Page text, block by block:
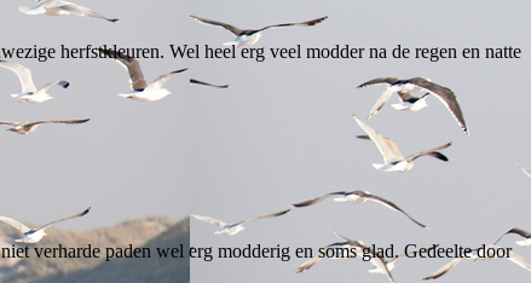
herfstkleuren. Wel heel erg veel modder na de regen en natte
verharde paden wel erg modderig en soms glad. Gedeelte door